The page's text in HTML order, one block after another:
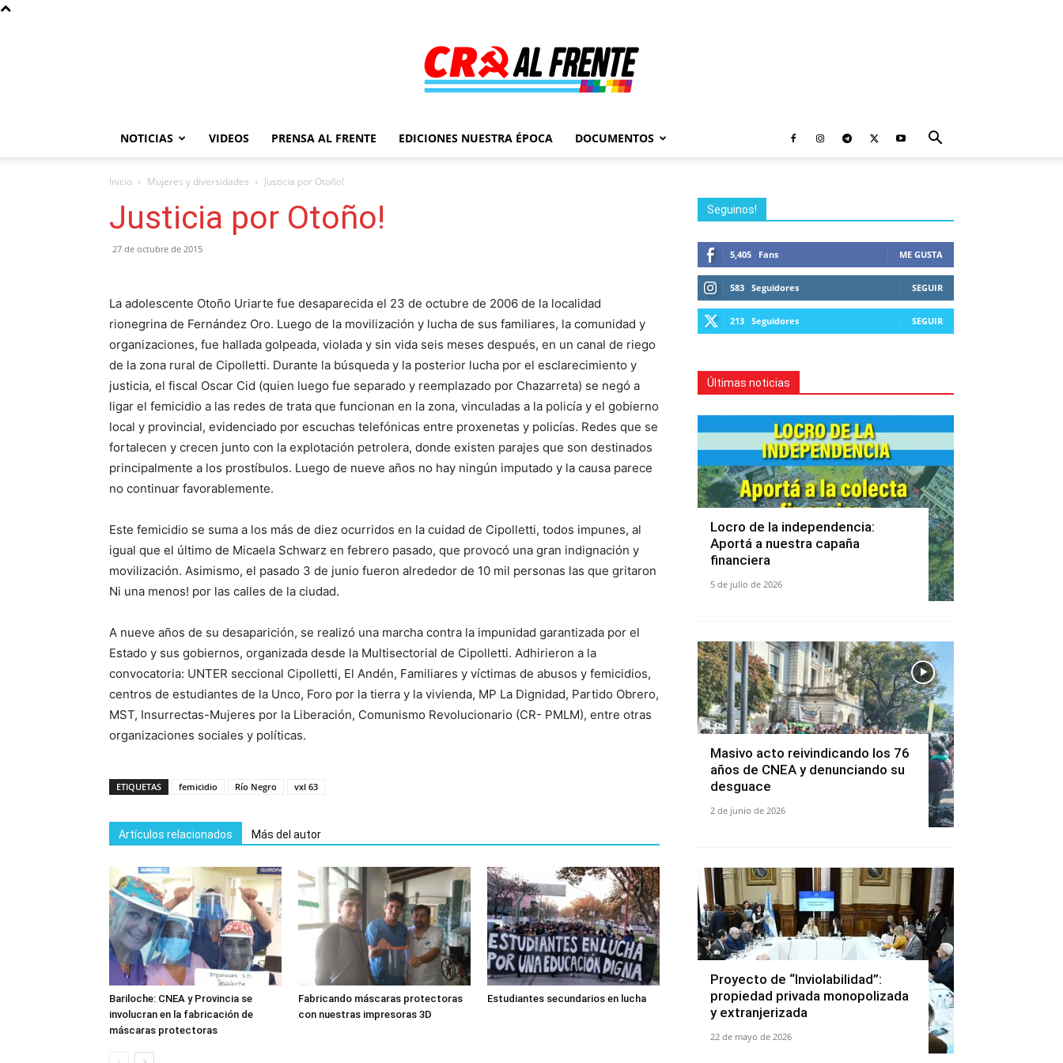
Al
–
CR
NOTICIAS VIDEOS PRENSA AL FRENTE EDICIONES NUESTRA ÉPOCA DOCUMENTOS
Inicio Mujeres y diversidades Justicia por Otoño!
Justicia por Otoño!
27 de octubre de 2015
La adolescente Otoño Uriarte fue desaparecida el 23 de octubre de 2006 de la localidad
rionegrina de Fernández Oro. Luego de la movilización y lucha de sus familiares, la comunidad y
organizaciones, fue hallada golpeada, violada y sin vida seis meses después, en un canal de riego
de la zona rural de Cipolletti. Durante la búsqueda y la posterior lucha por el esclarecimiento y
justicia, el fiscal Oscar Cid (quien luego fue separado y reemplazado por Chazarreta) se negó a
ligar el femicidio a las redes de trata que funcionan en la zona, vinculadas a la policía y el gobierno
local y provincial, evidenciado por escuchas telefónicas entre proxenetas y policías. Redes que se
fortalecen y crecen junto con la explotación petrolera, donde existen parajes que son destinados
principalmente a los prostíbulos. Luego de nueve años no hay ningún imputado y la causa parece
no continuar favorablemente.
Este femicidio se suma a los más de diez ocurridos en la cuidad de Cipolletti, todos impunes, al
igual que el último de Micaela Schwarz en febrero pasado, que provocó una gran indignación y
movilización. Asimismo, el pasado 3 de junio fueron alrededor de 10 mil personas las que gritaron
Ni una menos! por las calles de la ciudad.
A nueve años de su desaparición, se realizó una marcha contra la impunidad garantizada por el
Estado y sus gobiernos, organizada desde la Multisectorial de Cipolletti. Adhirieron a la
convocatoria: UNTER seccional Cipolletti, El Andén, Familiares y víctimas de abusos y femicidios,
centros de estudiantes de la Unco, Foro por la tierra y la vivienda, MP La Dignidad, Partido Obrero,
MST, Insurrectas-Mujeres por la Liberación, Comunismo Revolucionario (CR- PMLM), entre otras
organizaciones sociales y políticas.
ETIQUETAS femicidio Río Negro vxl 63
Artículos relacionados Más del autor
Bariloche: CNEA y Provincia se
involucran en la fabricación de
máscaras protectoras
Fabricando máscaras protectoras
con nuestras impresoras 3D
Estudiantes secundarios en lucha
Seguinos!
5,405 Fans ME GUSTA
583 Seguidores SEGUIR
213 Seguidores SEGUIR
Últimas noticias
Locro de la independencia:
Aportá a nuestra capaña
financiera
5 de julio de 2026
Masivo acto reivindicando los 76
años de CNEA y denunciando su
desguace
2 de junio de 2026
Proyecto de “Inviolabilidad”:
propiedad privada monopolizada
y extranjerizada
22 de mayo de 2026